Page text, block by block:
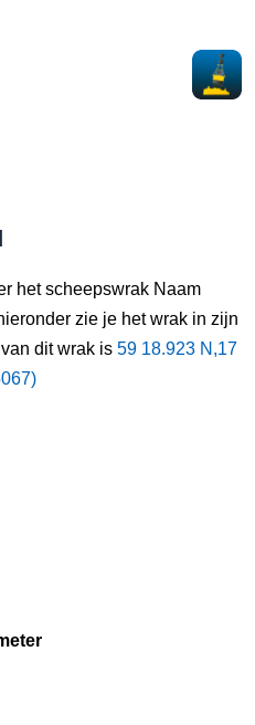
het scheepswrak Naam
zie je het wrak in zijn
dit wrak is 59 18.923 N,17